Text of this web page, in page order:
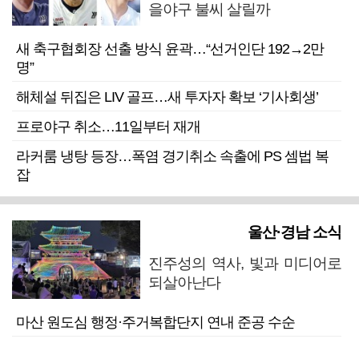
을야구 불씨 살릴까
새 축구협회장 선출 방식 윤곽…“선거인단 192→2만
명”
해체설 뒤집은 LIV 골프…새 투자자 확보 ‘기사회생’
프로야구 취소…11일부터 재개
라커룸 냉탕 등장…폭염 경기취소 속출에 PS 셈법 복
잡
울산·경남 소식
진주성의 역사, 빛과 미디어로
되살아난다
마산 원도심 행정·주거복합단지 연내 준공 수순